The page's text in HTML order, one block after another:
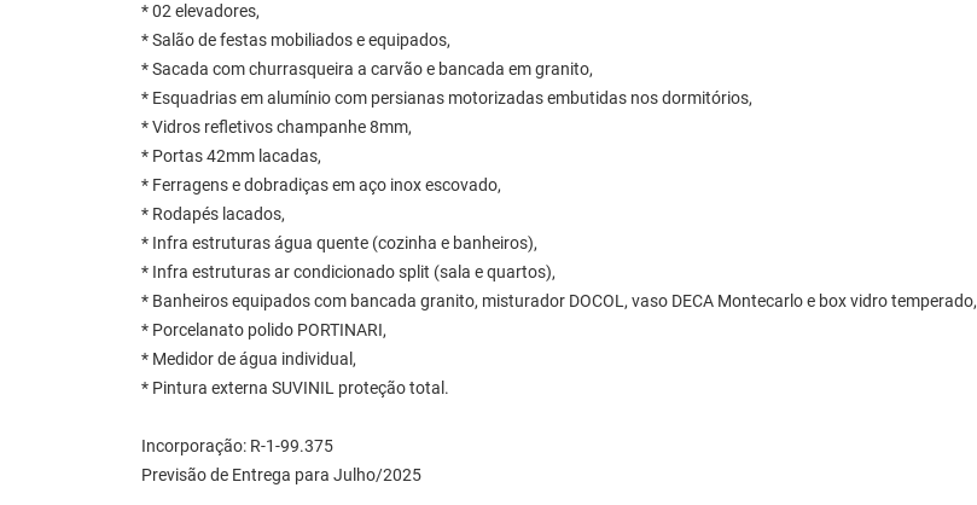
* 02 elevadores,
* Salão de festas mobiliados e equipados,
* Sacada com churrasqueira a carvão e bancada em granito,
* Esquadrias em alumínio com persianas motorizadas embutidas nos dormitórios,
* Vidros refletivos champanhe 8mm,
* Portas 42mm lacadas,
* Ferragens e dobradiças em aço inox escovado,
* Rodapés lacados,
* Infra estruturas água quente (cozinha e banheiros),
* Infra estruturas ar condicionado split (sala e quartos),
* Banheiros equipados com bancada granito, misturador DOCOL, vaso DECA Montecarlo e box vidro temperado,
* Porcelanato polido PORTINARI,
* Medidor de água individual,
* Pintura externa SUVINIL proteção total.
Incorporação: R-1-99.375
Previsão de Entrega para Julho/2025